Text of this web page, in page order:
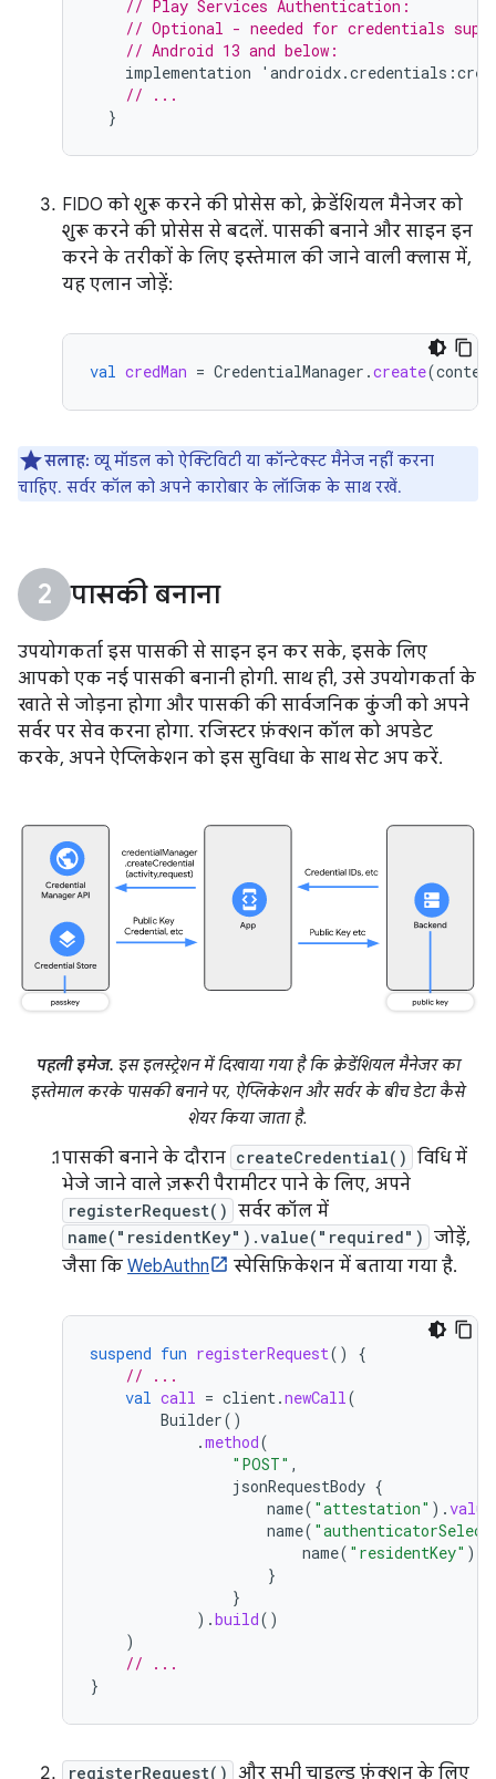
// Play Services Authentication:
// Optional - needed for credentials
// Android 13 and below:
implementation
' androidx.credentials :
// ...
}
FIDO को शुरू करने की प्रोसेस को, क्रेडेंशियल मैनेजर को
शुरू करने की प्रोसेस से बदलें. पासकी बनाने और साइन इन
करने के तरीकों के लिए इस्तेमाल की जाने वाली क्लास में,
यह एलान जोड़ें:
val credMan = CredentialManager .create(
सलाह: व्यू मॉडल को ऐक्टिविटी या कॉन्टेक्स्ट मैनेज नहीं करना
चाहिए. सर्वर कॉल को अपने कारोबार के लॉजिक के साथ रखें.
पासकी बनाना
उपयोगकर्ता इस पासकी से साइन इन कर सके, इसके लिए
आपको एक नई पासकी बनानी होगी. साथ ही, उसे उपयोगकर्ता के
खाते से जोड़ना होगा और पासकी की सार्वजनिक कुंजी को अपने
सर्वर पर सेव करना होगा. रजिस्टर फ़ंक्शन कॉल को अपडेट
करके, अपने ऐप्लिकेशन को इस सुविधा के साथ सेट अप करें.
पहली इमेज. इस इलस्ट्रेशन में दिखाया गया है कि क्रेडेंशियल मैनेजर का
इस्तेमाल करके पासकी बनाने पर, ऐप्लिकेशन और सर्वर के बीच डेटा कैसे
शेयर किया जाता है.
पासकी बनाने के दौरान createCredential() विधि में
भेजे जाने वाले ज़रूरी पैरामीटर पाने के लिए, अपने
registerRequest() सर्वर कॉल में
name("residentKey").value("required") जोड़ें,
जैसा कि WebAuthn स्पेसिफ़िकेशन में बताया गया है.
suspend fun registerRequest()
{
// ...
val call = client.newCall(
Builder()
.method(
"POST" ,
jsonRequestBody {
name( "attestation" ).value
name(
name( "residentKey" ).
}
}
).build()
)
// ...
}
registerRequest() और सभी चाइल्ड फ़ंक्शन के लिए